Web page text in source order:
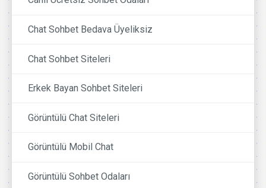
Chat Sohbet Bedava Üyeliksiz
Chat Sohbet Siteleri
Erkek Bayan Sohbet Siteleri
Görüntülü Chat Siteleri
Görüntülü Mobil Chat
Görüntülü Sohbet Odaları